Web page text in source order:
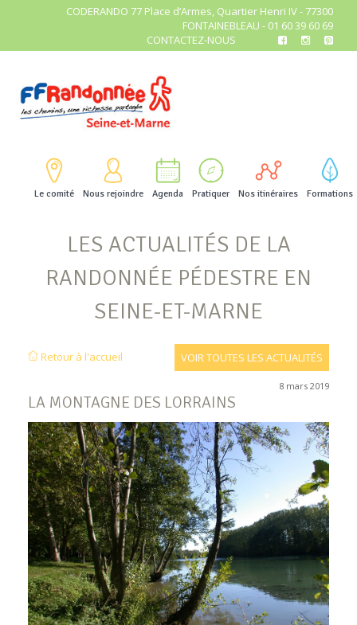
CODERANDO 77 Place d’Armes, Quartier Henri IV - 77300
FONTAINEBLEAU - 01 60 39 60 69
CONTACTEZ-NOUS
Le comité Nous rejoindre Agenda Pratiquer Nos itinéraires Formations
LES ACTUALITÉS DE LA
RANDONNÉE PÉDESTRE EN
SEINE-ET-MARNE
Retour à l'accueil VOIR TOUTES LES ACTUALITÉS
LA MONTAGNE DES LORRAINS
8 mars 2019